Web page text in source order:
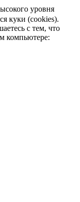
уровня
куки (cookies).
с тем, что
компьютере: